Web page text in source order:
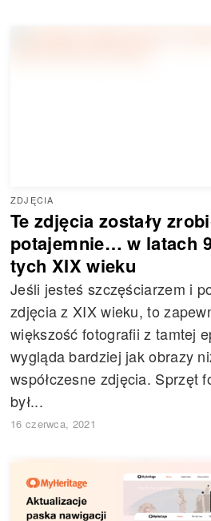
ZDJĘCIA
Te zdjęcia zostały
potajemnie… w latach
tych XIX wieku
Jeśli jesteś szczęściarzem i
zdjęcia z XIX wieku, to
większość fotografii z tamtej
wygląda bardziej jak obrazy
współczesne zdjęcia. Sprzęt
był...
16 czerwca, 2021